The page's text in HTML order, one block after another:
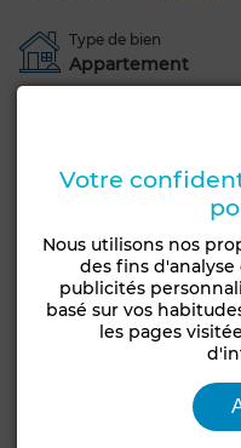
Type de bien
Appartement
Terrasse
5 m²
Vue sur
Réfrigérateur Four
Internet
Voir plus de
Votre
Nous utilisons nos
des fins
publicités
basé sur vos
les pages